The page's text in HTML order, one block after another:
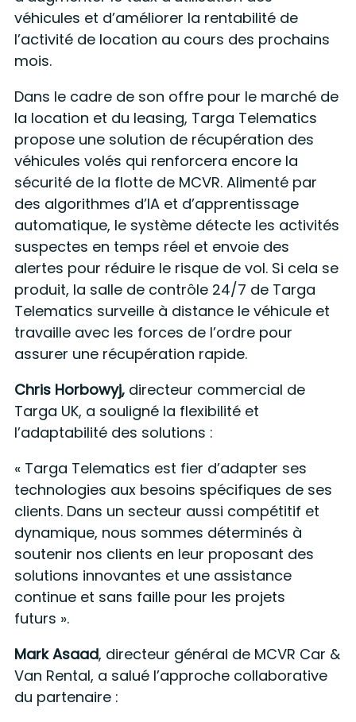
véhicules et d’améliorer la rentabilité de
l’activité de location au cours des prochains
mois.
Dans le cadre de son offre pour le marché de
la location et du leasing, Targa Telematics
propose une solution de récupération des
véhicules volés qui renforcera encore la
sécurité de la flotte de MCVR. Alimenté par
des algorithmes d’IA et d’apprentissage
automatique, le système détecte les activités
suspectes en temps réel et envoie des
alertes pour réduire le risque de vol. Si cela se
produit, la salle de contrôle 24/7 de Targa
Telematics surveille à distance le véhicule et
travaille avec les forces de l’ordre pour
assurer une récupération rapide.
Chris Horbowyj, directeur commercial de
Targa UK, a souligné la flexibilité et
l’adaptabilité des solutions :
« Targa Telematics est fier d’adapter ses
technologies aux besoins spécifiques de ses
clients. Dans un secteur aussi compétitif et
dynamique, nous sommes déterminés à
soutenir nos clients en leur proposant des
solutions innovantes et une assistance
continue et sans faille pour les projets
futurs ».
Mark Asaad, directeur général de MCVR Car &
Van Rental, a salué l’approche collaborative
du partenaire :